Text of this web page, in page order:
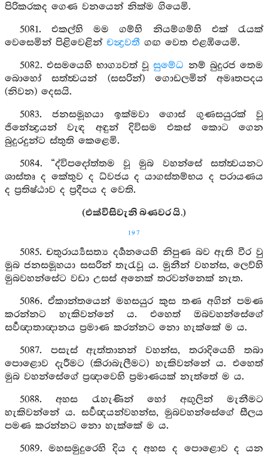
පිරිකරකද ගෙණ වනයෙන් නික්ම ගියෙමි.
5081. එකල්හි මම ගම්හි නියම්ගම්හි එක් රැයක්
වෙසෙමින් පිළිවෙළින් චන්‍ද්‍රවතී ගඟ වෙත එළඹියෙමි.
5082. එසමයෙහි භාග්‍යවත් වූසුමේධ නම් බුදුරජ තෙම
බොහෝ සත්ත්‍වයන් (සසරින්) ගොඩලමින් අමෘතපදය
(නිවන) දෙසයි.
5083. ජනසමූහයා ඉක්මවා ගොස් ගුණසයුරක් වූ
ජිනේන්‍ද්‍රයන් වැඳ අඳුන් දිවිසම එකස් කොට ගෙන
බුදුරදුන්ට ස්තුති කෙළෙමි.
5084. “ද්විපදෝත්තම වූ මුබ වහන්සේ සත්ත්‍වයනට
ශාස්තෘ ද කේතුව ද ධ්වජය ද යාගස්තම්භය ද පරායණය
ද ප්‍රතිෂ්ඨාව ද ප්‍රදීපය ද වෙති.
(එක්විසිවැනි බණවර යි.)
197
5085. චතුරාර්‍ය්‍යසත්‍ය දර්‍ශනයෙහි නිපුණ බව ඇති වීර වු
මුබ ජනසමූහයා සසරින් තැරැවූ ය. මුනීන් වහන්ස, ලෙව්හි
මුබවහන්සේට වඩා උසස් අනෙක් තරවන්නෙක් නැත.
5086. ඒකාන්තයෙන් මහසයුර කුස තණ අගින් පමණ
කරන්නට හැකිවන්නේ ය. එහෙත් ඔබවහන්සේගේ
සර්‍වඥාතාඥානය ප්‍රමාණ කරන්නට නො හැක්කේ ම ය.
5087. පසැස් ඇත්තානන් වහන්ස, තරාදියෙහි තබා
පොළොව දැරීමට (කිරාබැලීමට) හැකිවන්නේ ය. එහෙත්
මුබ වහන්සේගේ ප්‍රඥාවෙහි ප්‍රමාණයක් නැත්තේ ම ය.
5088. අහස රැහැණින් හෝ අඟුලින් මැනීමට
හැකිවන්නේ ය. සර්‍වඥයන්වහන්ස, මුබවහන්සේගේ සීලය
පමණ කරන්නට නො හැක්කේ ම ය.
5089. මහසමුදුරෙහි දිය ද අහස ද පොළොව ද යන